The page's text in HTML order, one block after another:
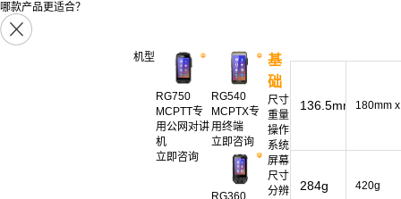
哪款产品更适合？
机型
RG750
MCPTT专
用公网对讲
机
立即咨询
RG540
MCPTX专
用终端
立即咨询
RG360
基
础
尺寸
重量
操作
系统
屏幕
尺寸
分辨
136.5mm x
284g
180mm
420g